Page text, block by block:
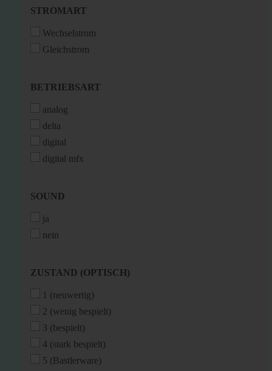
STROMART
STROMART
Wechselstrom
Gleichstrom
BETRIEBSART
BETRIEBSART
analog
delta
digital
digital mfx
SOUND
SOUND
ja
nein
ZUSTAND
ZUSTAND (OPTISCH)
1 (neuwertig)
2 (wenig bespielt)
3 (bespielt)
4 (stark bespielt)
5 (Bastlerware)